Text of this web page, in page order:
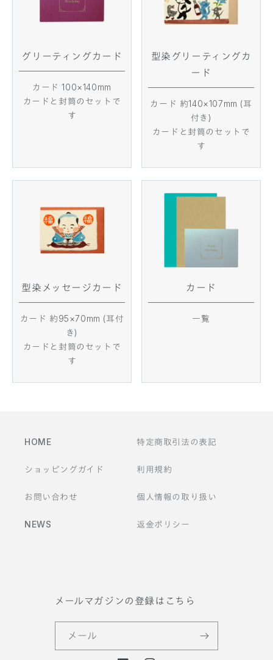
グリーティングカード
カード 100×140mm
カードと封筒のセットで
す
型染グリーティングカ
ード
カード 約140×107mm (耳
付き)
カードと封筒のセットで
す
型染メッセージカード
カード 約95×70mm (耳付
き)
カードと封筒のセットで
す
カード
一覧
HOME 特定商取引法の表記
ショッピングガイド 利用規約
お問い合わせ 個人情報の取り扱い
NEWS 返金ポリシー
メールマガジンの登録はこちら
メール